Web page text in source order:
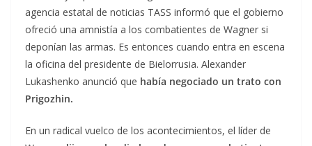
agencia estatal de noticias TASS informó que el gobierno
ofreció una amnistía a los combatientes de Wagner si
deponían las armas. Es entonces cuando entra en escena
la oficina del presidente de Bielorrusia. Alexander
Lukashenko anunció que había negociado un trato con
Prigozhin.
En un radical vuelco de los acontecimientos, el líder de